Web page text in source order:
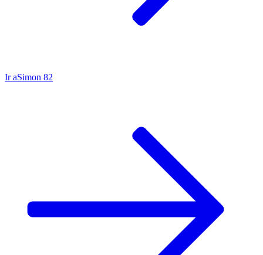
Ir aSimon 82